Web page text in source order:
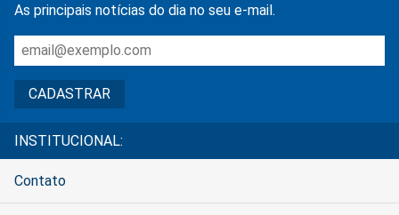
As principais notícias do dia no seu e-mail.
INSTITUCIONAL:
Contato